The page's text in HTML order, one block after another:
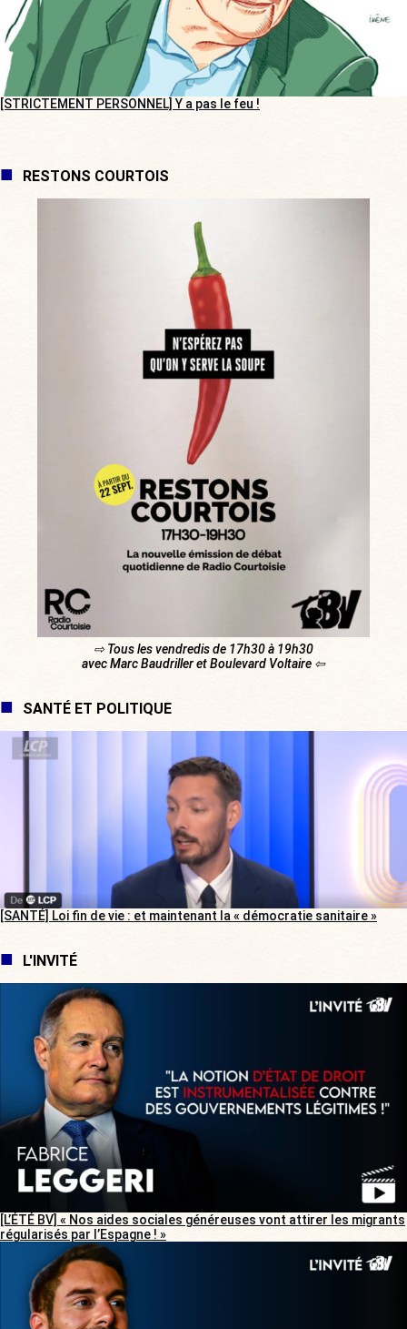
[STRICTEMENT PERSONNEL] Y a pas le feu !
RESTONS COURTOIS
⇨ Tous les vendredis de 17h30 à 19h30
avec Marc Baudriller et Boulevard Voltaire ⇦
SANTÉ ET POLITIQUE
[SANTÉ] Loi fin de vie : et maintenant la « démocratie sanitaire »
L'INVITÉ
[L’ÉTÉ BV] « Nos aides sociales généreuses vont attirer les migrants
régularisés par l’Espagne ! »